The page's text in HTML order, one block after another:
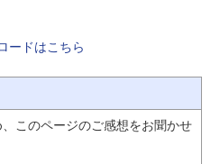
ードはこちら
このページのご感想をお聞かせ